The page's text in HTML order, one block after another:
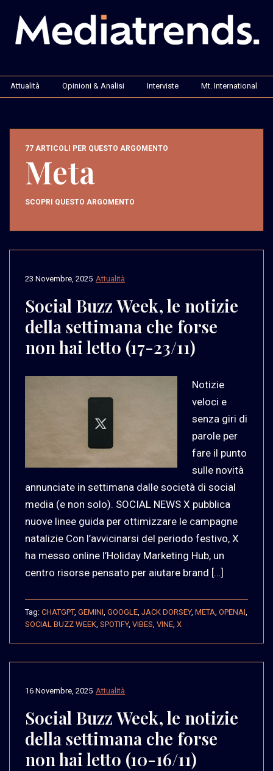
Attualità Opinioni & Analisi Interviste Mt. International
77 ARTICOLI PER QUESTO ARGOMENTO
Meta
SCOPRI QUESTO ARGOMENTO
Attualità
23 Novembre, 2025
Social Buzz Week, le notizie
della settimana che forse
non hai letto (17-23/11)
Notizie
veloci e
senza giri di
parole per
fare il punto
sulle novità
annunciate in settimana dalle società di social
media (e non solo). SOCIAL NEWS X pubblica
nuove linee guida per ottimizzare le campagne
natalizie Con l’avvicinarsi del periodo festivo, X
ha messo online l’Holiday Marketing Hub, un
centro risorse pensato per aiutare brand […]
Tag: CHATGPT, GEMINI GOOGLE JACK DORSEY, META OPENAI
SOCIAL BUZZ WEEK SPOTIFY, VIBES VINE X
Attualità
16 Novembre, 2025
Social Buzz Week, le notizie
della settimana che forse
non hai letto (10-16/11)